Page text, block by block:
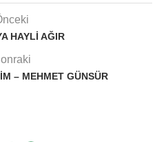
HAYLI AĞIR
– MEHMET GÜNSÜR